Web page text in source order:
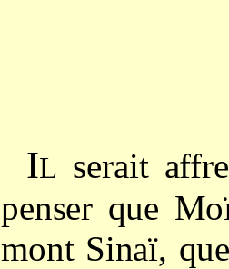
IL serait
penser que
mont Sinaï,